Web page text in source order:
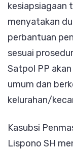
kesiapsiagaan
menyatakan
perbantuan
sesuai
Satpol PP
umum dan
kelurahan/
Kasubsi
Lispono SH